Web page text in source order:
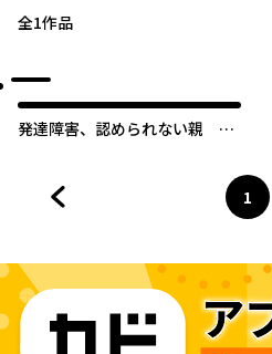
全1作品
発達障害、認められない親 わ
ペ
1
へ